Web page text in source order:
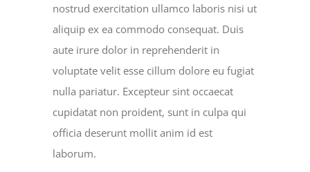
nostrud exercitation ullamco laboris nisi ut
aliquip ex ea commodo consequat. Duis
aute irure dolor in reprehenderit in
voluptate velit esse cillum dolore eu fugiat
nulla pariatur. Excepteur sint occaecat
cupidatat non proident, sunt in culpa qui
officia deserunt mollit anim id est
laborum.